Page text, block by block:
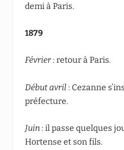
demi à Paris.
1879
Février: retour à Paris.
Début avril: Cezanne
préfecture.
Juin: il passe quelques
Hortense et son fils.